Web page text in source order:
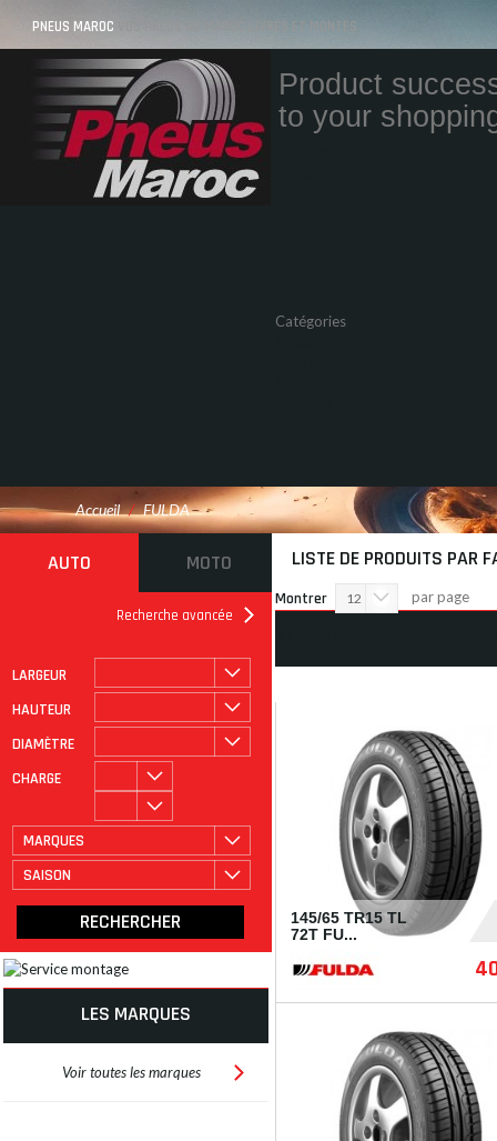
PNEUS MAROC VOS PNEUS AU MAROC LIVRÉS ET MONTÉS
Product
to your
Catégories
Accueil / FULDA
AUTO MOTO
Recherche avancée
LARGEUR
HAUTEUR
DIAMÈTRE
CHARGE
MARQUES
SAISON
LES MARQUES
Voir toutes les marques
LISTE DE PRODUITS PAR
Montrer 12 par page
145/65 TR15 TL
72T FU...
I179779